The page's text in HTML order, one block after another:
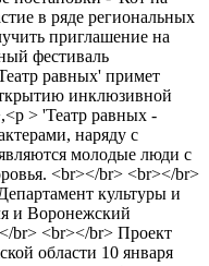
в ряде региональных
приглашение на
фестиваль
равных' примет
инклюзивной
> 'Театр равных -
наряду с
молодые люди с
<br></br> <br></br>
культуры и
и Воронежский
br> <br></br> Проект
области 10 января